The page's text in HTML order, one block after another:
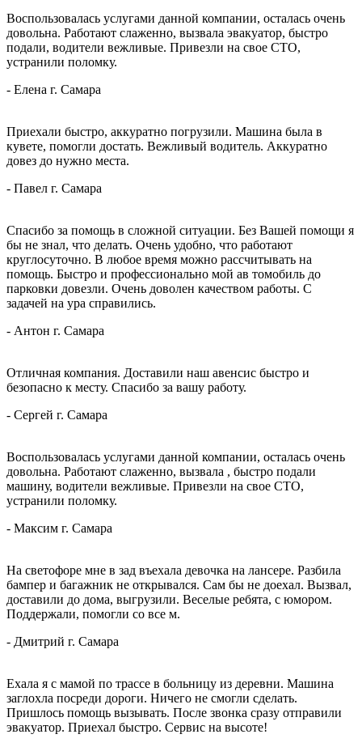
Воспользовалась услугами данной компании, осталась очень
довольна. Работают слаженно, вызвала эвакуатор, быстро
подали, водители вежливые. Привезли на свое СТО,
устранили поломку.
- Елена г. Самара
Приехали быстро, аккуратно погрузили. Машина была в
кувете, помогли достать. Вежливый водитель. Аккуратно
довез до нужно места.
- Павел г. Самара
Спасибо за помощь в сложной ситуации. Без Вашей помощи я
бы не знал, что делать. Очень удобно, что работают
круглосуточно. В любое время можно рассчитывать на
помощь. Быстро и профессионально мой ав томобиль до
парковки довезли. Очень доволен качеством работы. С
задачей на ура справились.
- Антон г. Самара
Отличная компания. Доставили наш авенсис быстро и
безопасно к месту. Спасибо за вашу работу.
- Сергей г. Самара
Воспользовалась услугами данной компании, осталась очень
довольна. Работают слаженно, вызвала , быстро подали
машину, водители вежливые. Привезли на свое СТО,
устранили поломку.
- Максим г. Самара
На светофоре мне в зад въехала девочка на лансере. Разбила
бампер и багажник не открывался. Сам бы не доехал. Вызвал,
доставили до дома, выгрузили. Веселые ребята, с юмором.
Поддержали, помогли со все м.
- Дмитрий г. Самара
Ехала я с мамой по трассе в больницу из деревни. Машина
заглохла посреди дороги. Ничего не смогли сделать.
Пришлось помощь вызывать. После звонка сразу отправили
эвакуатор. Приехал быстро. Сервис на высоте!